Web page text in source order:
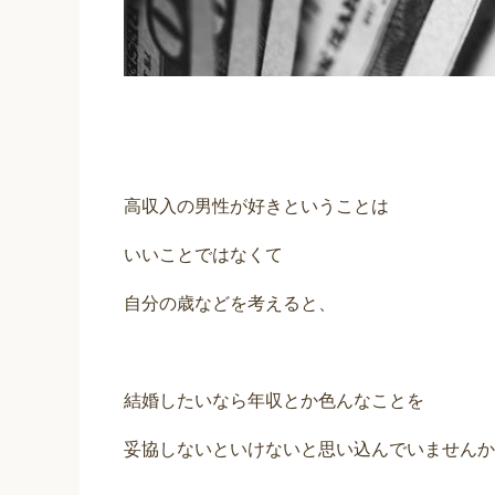
高収入の男性が好きということは
いいことではなくて
自分の歳などを考えると、
結婚したいなら年収とか色んなことを
妥協しないといけないと思い込んでいません